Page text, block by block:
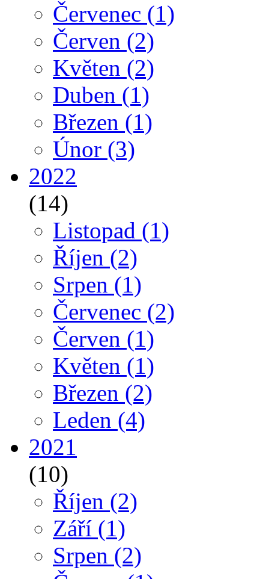
Červenec (1)
Červen (2)
Květen (2)
Duben (1)
Březen (1)
Únor (3)
2022
(14)
Listopad (1)
Říjen (2)
Srpen (1)
Červenec (2)
Červen (1)
Květen (1)
Březen (2)
Leden (4)
2021
(10)
Říjen (2)
Září (1)
Srpen (2)